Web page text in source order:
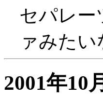
セパレー
ァみた
2001年10